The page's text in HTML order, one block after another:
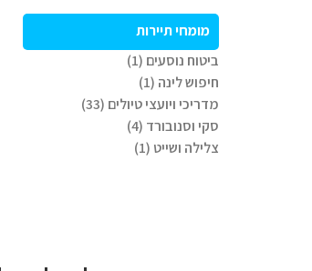
מומחי תיירות
ביטוח נוסעים (1)
חיפוש לינה (1)
מדריכי ויועצי טיולים (33)
סקי וסנובורד (4)
צלילה ושייט (1)